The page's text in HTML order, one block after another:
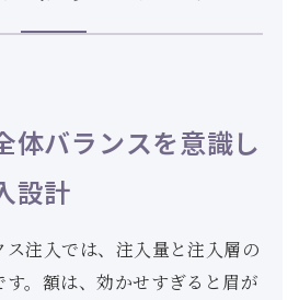
体バランスを意識し
設計
注入では、注入量と注入層の
。額は、効かせすぎると眉が